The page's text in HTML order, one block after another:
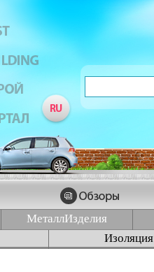
МеталлИзделия
Изоляция